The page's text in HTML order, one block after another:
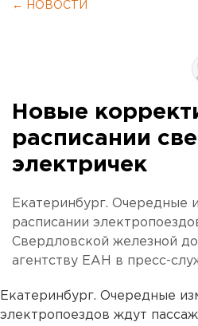
← НОВОСТИ
Новые
расписании
электричек
Екатеринбург. Очередные
расписании
Свердловской железной
агентству ЕАН в пресс-
Екатеринбург. Очередные
электропоездов ждут